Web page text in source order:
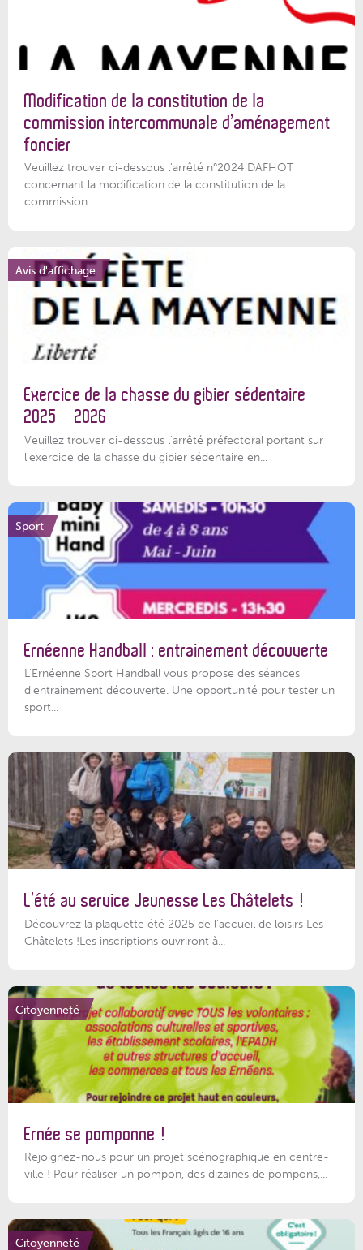
Modification de la constitution de la
commission intercommunale d’aménagement
foncier
Veuillez trouver ci-dessous l'arrêté n°2024 DAFHOT
concernant la modification de la constitution de la
commission...
Avis d'affichage
Exercice de la chasse du gibier sédentaire
2025 – 2026
Veuillez trouver ci-dessous l'arrêté préfectoral portant sur
l'exercice de la chasse du gibier sédentaire en...
Sport
Ernéenne Handball : entrainement découverte
L'Ernéenne Sport Handball vous propose des séances
d'entrainement découverte. Une opportunité pour tester un
sport...
L’été au service Jeunesse Les Châtelets !
Découvrez la plaquette été 2025 de l’accueil de loisirs Les
Châtelets !Les inscriptions ouvriront à...
Citoyenneté
Ernée se pomponne !
Rejoignez-nous pour un projet scénographique en centre-
ville ! Pour réaliser un pompon, des dizaines de pompons,...
Citoyenneté